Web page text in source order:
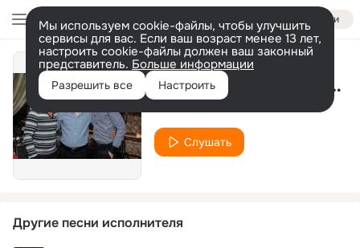
Войти
Мы используем cookie-файлы, чтобы улучшить
сервисы для вас. Если ваш возраст менее 13 лет,
настроить cookie-файлы должен ваш законный
представитель. Больше информации
Разрешить все Настроить Eram micuta si naveam minte
Слушать
Другие песни исполнителя